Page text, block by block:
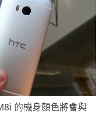
的機身顏色將會與